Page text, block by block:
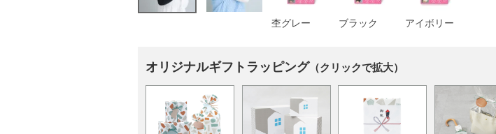
杢グレー ブラック アイボリー
オリジナルギフトラッピング（クリックで拡大）